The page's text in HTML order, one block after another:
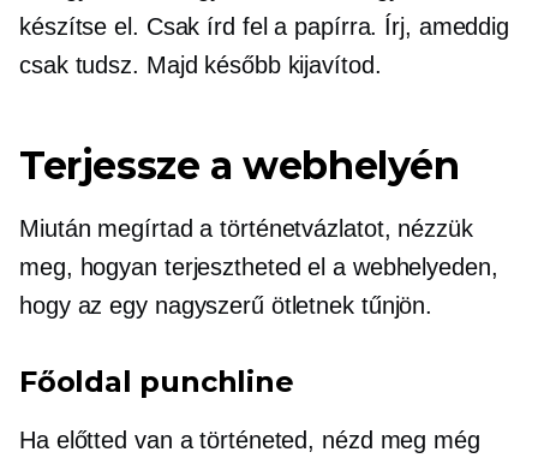
készítse el. Csak írd fel a papírra. Írj, ameddig
csak tudsz. Majd később kijavítod.
Terjessze a webhelyén
Miután megírtad a történetvázlatot, nézzük
meg, hogyan terjesztheted el a webhelyeden,
hogy az egy nagyszerű ötletnek tűnjön.
Főoldal punchline
Ha előtted van a történeted, nézd meg még